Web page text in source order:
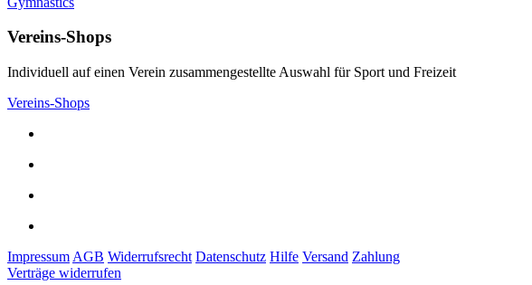
Vereins-Shops
Individuell auf einen Verein zusammengestellte Auswahl für Sport und Freizeit
Vereins-Shops
Impressum AGB Widerrufsrecht Datenschutz Hilfe Versand Zahlung
Verträge widerrufen